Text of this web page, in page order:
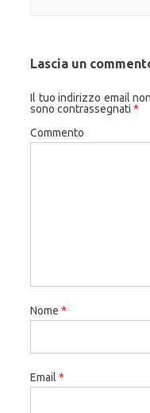
Lascia un
Il tuo indirizzo email
sono contrassegnati *
Commento
Nome *
Email *